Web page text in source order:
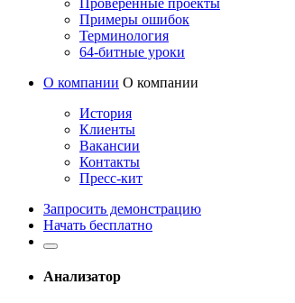
Проверенные проекты
Примеры ошибок
Терминология
64-битные уроки
О компании О компании
История
Клиенты
Вакансии
Контакты
Пресс-кит
Запросить демонстрацию
Начать бесплатно
Анализатор